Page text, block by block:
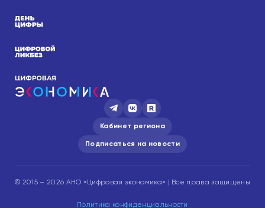
Кабинет региона
Подписаться на новости
© 2015 – 2026 АНО «Цифровая экономика» | Все права защищены
Политика конфиденциальности